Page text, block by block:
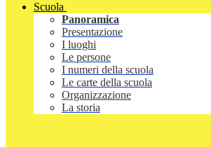
Scuola
Panoramica
Presentazione
I luoghi
Le persone
I numeri della scuola
Le carte della scuola
Organizzazione
La storia